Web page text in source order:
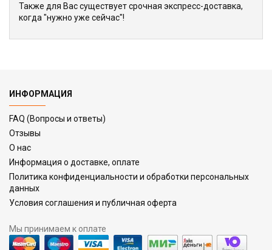
Также для Вас существует срочная экспресс-доставка,
когда "нужно уже сейчас"!
ИНФОРМАЦИЯ
FAQ (Вопросы и ответы)
Отзывы
О нас
Информация о доставке, оплате
Политика конфиденциальности и обработки персональных
данных
Условия соглашения и публичная оферта
Мы принимаем к оплате